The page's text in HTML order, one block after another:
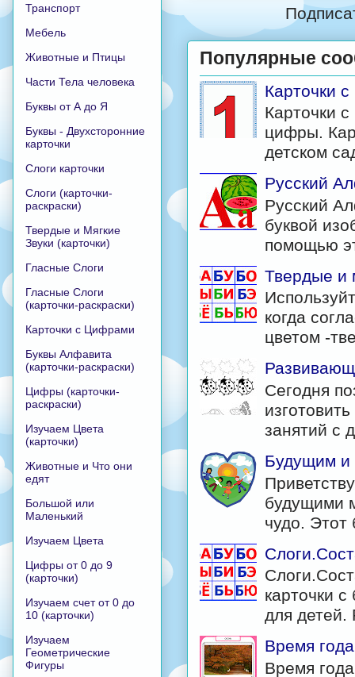
Популярные
Карточки
Карточки
цифры.
детском
Русский
Русский
буквой
помощью
Твердые и
когда
цветом -
Сегодня
занятий с
Будущим и
будущими
чудо. Этот
карточки
для детей.
Время
Время
Транспорт
Мебель
Животные и Птицы
Части Тела человека
Буквы от А до Я
Буквы - Двухсторонние
карточки
Слоги карточки
Слоги (карточки-
раскраски)
Твердые и Мягкие
Звуки (карточки)
Гласные Слоги
Гласные Слоги
(карточки-раскраски)
Карточки с Цифрами
Буквы Алфавита
(карточки-раскраски)
Цифры (карточки-
раскраски)
Изучаем Цвета
(карточки)
Животные и Что они
едят
Большой или
Маленький
Изучаем Цвета
Цифры от 0 до 9
(карточки)
Изучаем счет от 0 до
10 (карточки)
Изучаем
Геометрические
Фигуры